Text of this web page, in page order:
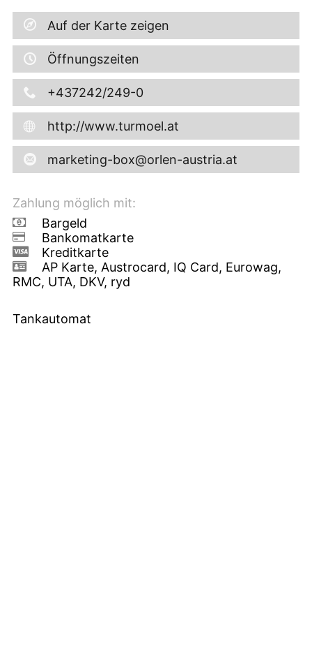
Auf der Karte zeigen
Öffnungszeiten
+437242/249-0
http://www.turmoel.at
marketing-box@orlen-austria.at
Zahlung möglich mit:
Bargeld
Bankomatkarte
Kreditkarte
AP Karte, Austrocard, IQ Card, Eurowag,
RMC, UTA, DKV, ryd
Tankautomat